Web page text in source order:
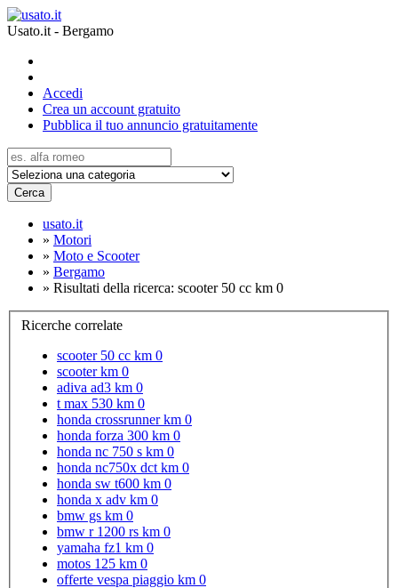
Usato.it - Bergamo
Accedi
Crea un account gratuito
Pubblica il tuo annuncio gratuitamente
Cerca
usato.it
» Motori
» Moto e Scooter
» Bergamo
» Risultati della ricerca: scooter 50 cc km 0
Ricerche correlate
scooter 50 cc km 0
scooter km 0
adiva ad3 km 0
t max 530 km 0
honda crossrunner km 0
honda forza 300 km 0
honda nc 750 s km 0
honda nc750x dct km 0
honda sw t600 km 0
honda x adv km 0
bmw gs km 0
bmw r 1200 rs km 0
yamaha fz1 km 0
motos 125 km 0
offerte vespa piaggio km 0